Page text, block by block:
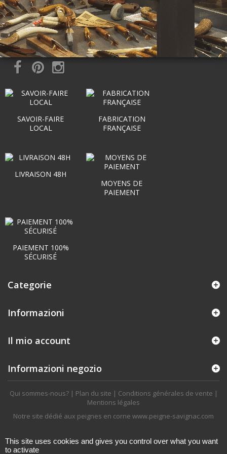
SAVOIR-FAIRE
LOCAL
FABRICATION
FRANÇAISE
LIVRAISON 48H
MOYENS DE
PAIEMENT
PAIEMENT 100%
SÉCURISÉ
Categorie
Informazioni
Il mio account
Informazioni negozio
Qui sommes-nous? | Plan du site | Conditions générales de vente |
Mentions légales
Notre site dédié aux peignes en corne www.peigne-savignac.com
This site uses cookies and gives you control over what you want
to activate